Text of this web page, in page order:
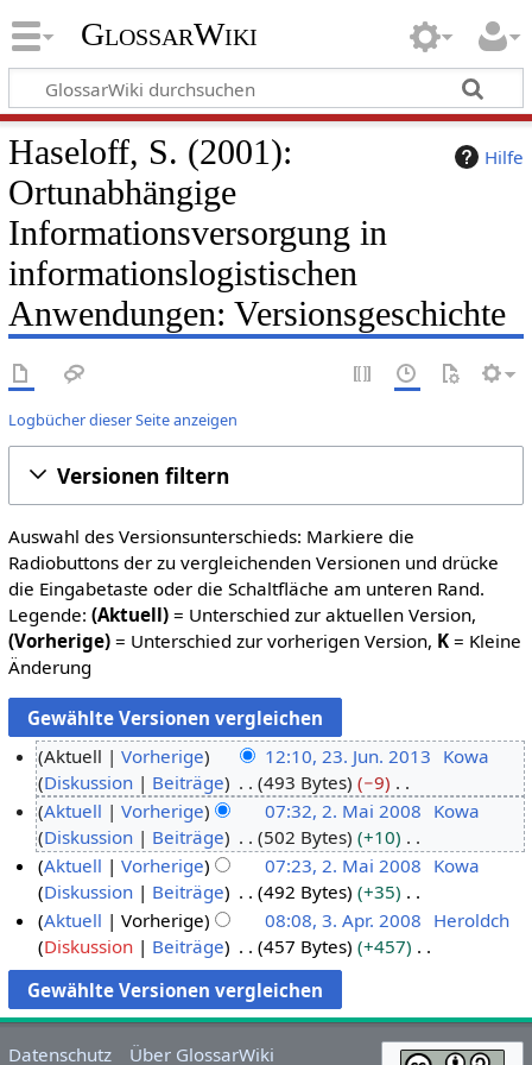
GlossarWiki
Hilfe
Haseloff, S. (2001):
Ortunabhängige
Informationsversorgung in
informationslogistischen
Anwendungen: Versionsgeschichte
Logbücher dieser Seite anzeigen
Versionen filtern
Auswahl des Versionsunterschieds: Markiere die
Radiobuttons der zu vergleichenden Versionen und drücke
die Eingabetaste oder die Schaltfläche am unteren Rand.
Legende: (Aktuell)= Unterschied zur aktuellen Version,
(Vorherige)= Unterschied zur vorherigen Version, K= Kleine
Änderung
3
J
n
2
0
1
Aktuell Vorherige 12:10, 23. Jun. 2013 Kowa
Diskussion
Beiträge 493 Bytes
−9
K
e
i
n
e
B
e
a
r
a
2
0
0
Aktuell Vorherige 07:32, 2. Mai 2008 Kowa
Diskussion
Beiträge 502 Bytes
+10
K
e
i
n
e
B
e
Aktuell Vorherige 07:23, 2. Mai 2008 Kowa
Diskussion
Beiträge 492 Bytes
+35
K
e
i
n
e
B
.
A
p
Aktuell Vorherige 08:08, 3. Apr. 2008 Heroldch
Diskussion
Beiträge 457 Bytes
+457
K
e
i
n
Datenschutz Über GlossarWiki